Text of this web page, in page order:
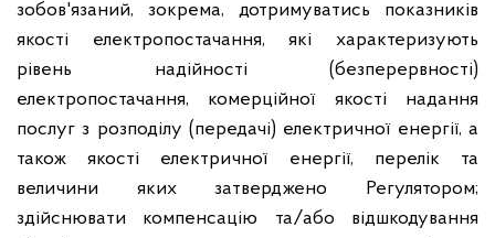
зобов'язаний, зокрема, дотримуватись показників
якості електропостачання, які характеризують
рівень надійності (безперервності)
електропостачання, комерційної якості надання
послуг з розподілу (передачі) електричної енергії, а
також якості електричної енергії, перелік та
величини яких затверджено Регулятором;
здійснювати компенсацію та/або відшкодування